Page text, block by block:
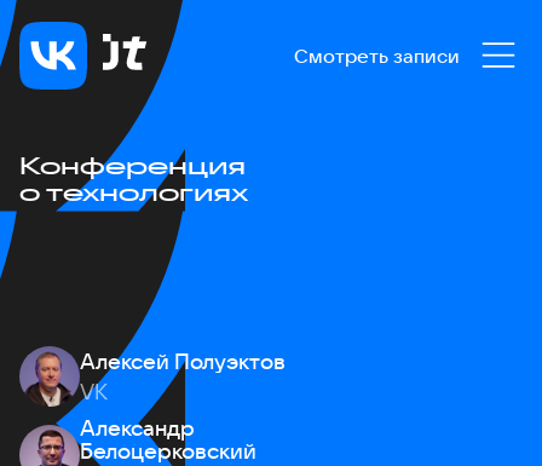
Смотреть записи
Конференция
о технологиях
Алексей Полуэктов
VK
Александр
Белоцерковский